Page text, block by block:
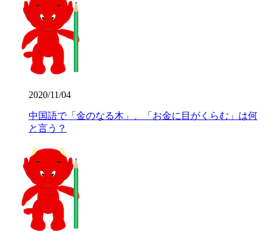
2020/11/04
中国語で「金のなる木」、「お金に目がくらむ」は何
と言う？